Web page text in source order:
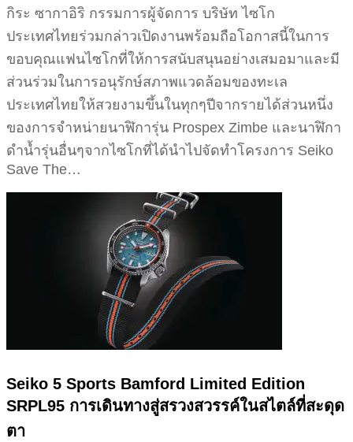
กิระ ซากาอิริ กรรมการผู้จัดการ บริษัท ไซโก
ประเทศไทยร่วมกล่าวเปิดงานพร้อมถือโอกาสนี้ในการ
ขอบคุณแฟนไซโกที่ให้การสนับสนุนอย่างเสมอมาและมี
ส่วนร่วมในการอนุรักษ์สภาพแวดล้อมของทะเล
ประเทศไทยให้สวยงามขึ้นในทุกๆปีจากรายได้ส่วนหนึ่ง
ของการจำหน่ายนาฬิการุ่น Prospex Zimbe และนาฬิกา
ดำน้ำรุ่นอื่นๆจากไซโกที่ได้นำไปจัดทำโครงการ Seiko
Save The…
Seiko 5 Sports Bamford Limited Edition
SRPL95 การเดินทางสู่สรวงสวรรค์ในสไตล์ที่สะดุด
ตา